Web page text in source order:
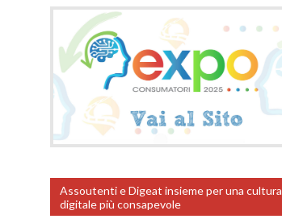
Assoutenti e Digeat insieme per una cultura
digitale più consapevole